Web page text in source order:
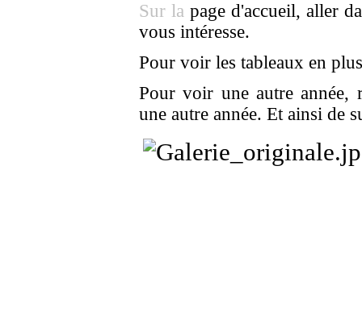
Sur lapage d'accueil, aller
vous intéresse.
Pour voir les tableaux en
Pour voir une autre année,
une autre année. Et ainsi de